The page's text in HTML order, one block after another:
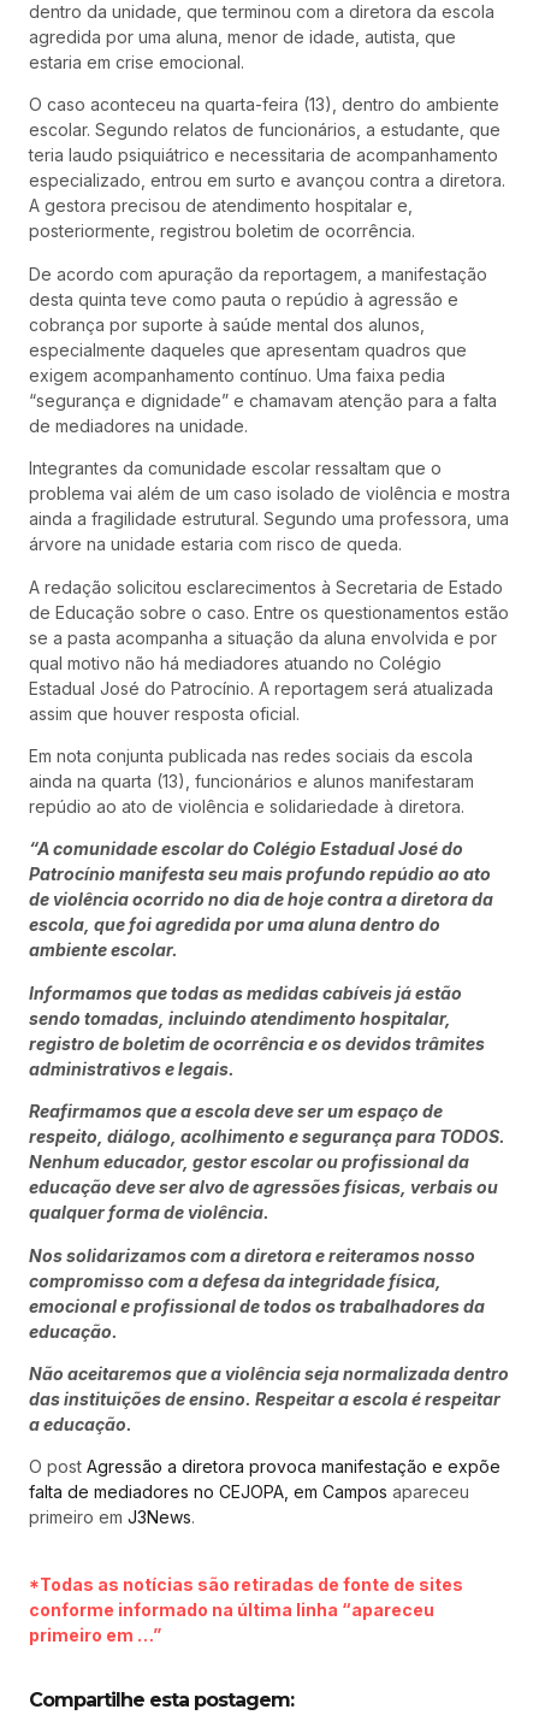
dentro da unidade, que terminou com a diretora da escola
agredida por uma aluna, menor de idade, autista, que
estaria em crise emocional.
O caso aconteceu na quarta-feira (13), dentro do ambiente
escolar. Segundo relatos de funcionários, a estudante, que
teria laudo psiquiátrico e necessitaria de acompanhamento
especializado, entrou em surto e avançou contra a diretora.
A gestora precisou de atendimento hospitalar e,
posteriormente, registrou boletim de ocorrência.
De acordo com apuração da reportagem, a manifestação
desta quinta teve como pauta o repúdio à agressão e
cobrança por suporte à saúde mental dos alunos,
especialmente daqueles que apresentam quadros que
exigem acompanhamento contínuo. Uma faixa pedia
“segurança e dignidade” e chamavam atenção para a falta
de mediadores na unidade.
Integrantes da comunidade escolar ressaltam que o
problema vai além de um caso isolado de violência e mostra
ainda a fragilidade estrutural. Segundo uma professora, uma
árvore na unidade estaria com risco de queda.
A redação solicitou esclarecimentos à Secretaria de Estado
de Educação sobre o caso. Entre os questionamentos estão
se a pasta acompanha a situação da aluna envolvida e por
qual motivo não há mediadores atuando no Colégio
Estadual José do Patrocínio. A reportagem será atualizada
assim que houver resposta oficial.
Em nota conjunta publicada nas redes sociais da escola
ainda na quarta (13), funcionários e alunos manifestaram
repúdio ao ato de violência e solidariedade à diretora.
“A comunidade escolar do Colégio Estadual José do
Patrocínio manifesta seu mais profundo repúdio ao ato
de violência ocorrido no dia de hoje contra a diretora da
escola, que foi agredida por uma aluna dentro do
ambiente escolar.
Informamos que todas as medidas cabíveis já estão
sendo tomadas, incluindo atendimento hospitalar,
registro de boletim de ocorrência e os devidos trâmites
administrativos e legais.
Reafirmamos que a escola deve ser um espaço de
respeito, diálogo, acolhimento e segurança para TODOS.
Nenhum educador, gestor escolar ou profissional da
educação deve ser alvo de agressões físicas, verbais ou
qualquer forma de violência.
Nos solidarizamos com a diretora e reiteramos nosso
compromisso com a defesa da integridade física,
emocional e profissional de todos os trabalhadores da
educação.
Não aceitaremos que a violência seja normalizada dentro
das instituições de ensino. Respeitar a escola é respeitar
a educação.
O post Agressão a diretora provoca manifestação e expõe
falta de mediadores no CEJOPA, em Campos apareceu
primeiro em J3News.
*Todas as notícias são retiradas de fonte de sites
conforme informado na última linha “apareceu
primeiro em …”
Compartilhe esta postagem: